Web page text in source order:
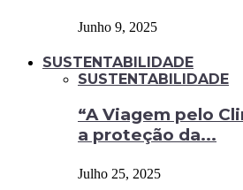
Junho 9, 2025
SUSTENTABILIDADE
SUSTENTABILIDADE
“A Viagem pelo
a proteção da...
Julho 25, 2025